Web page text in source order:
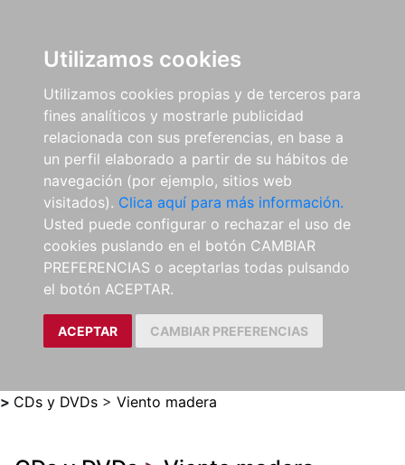
Utilizamos cookies
Utilizamos cookies propias y de terceros para
fines analíticos y mostrarle publicidad
relacionada con sus preferencias, en base a
un perfil elaborado a partir de su hábitos de
navegación (por ejemplo, sitios web
visitados). Clica aquí para más información.
Usted puede configurar o rechazar el uso de
cookies puslando en el botón CAMBIAR
PREFERENCIAS o aceptarlas todas pulsando
el botón ACEPTAR.
ACEPTAR CAMBIAR PREFERENCIAS
> CDs y DVDs > Viento madera